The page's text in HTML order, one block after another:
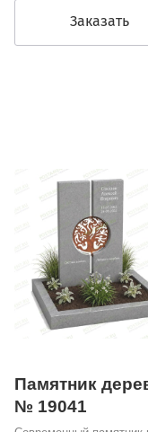
Заказать
Памятник
№ 19041